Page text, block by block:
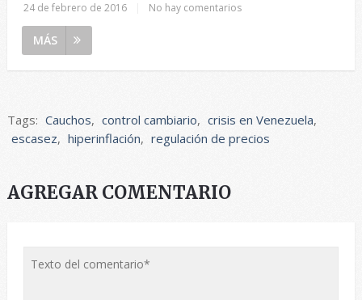
24 de febrero de 2016 No hay comentarios
MÁS
Tags: Cauchos, control cambiario, crisis en Venezuela,
escasez, hiperinflación, regulación de precios
AGREGAR COMENTARIO